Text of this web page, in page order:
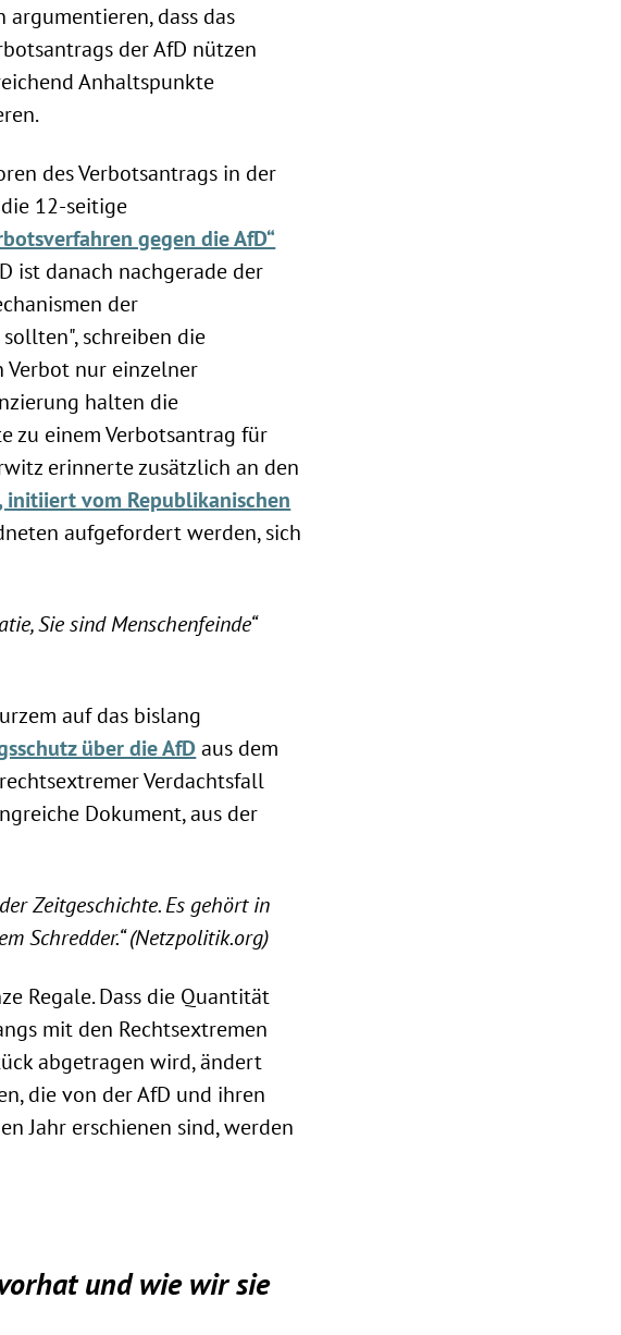
argumentieren, dass das
der AfD nützen
Anhaltspunkte
des Verbotsantrags in der
12-seitige
gegen die AfD“
ist danach nachgerade der
der
schreiben die
Verbot nur einzelner
halten die
zu einem Verbotsantrag für
erinnerte zusätzlich an den
initiiert vom Republikanischen
aufgefordert werden, sich
Sie sind Menschenfeinde“
auf das bislang
über die AfDaus dem
Verdachtsfall
Dokument, aus der
Zeitgeschichte. Es gehört in
Schredder.“ (Netzpolitik.org)
Regale. Dass die Quantität
mit den Rechtsextremen
abgetragen wird, ändert
die von der AfD und ihren
Jahr erschienen sind, werden
und wie wir sie